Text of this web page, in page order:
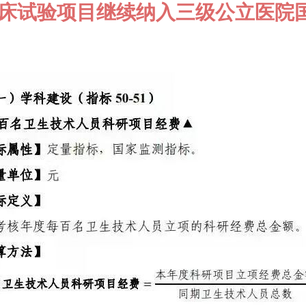
试验项目继续纳入三级公立医院